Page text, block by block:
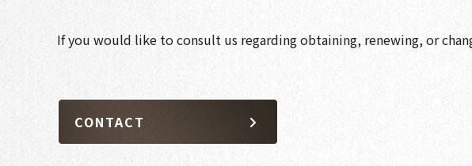
If you would like to consult us regarding obtaining, renewing, or
CONTACT